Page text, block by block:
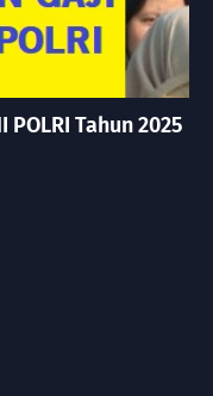
POLRI Tahun 2025